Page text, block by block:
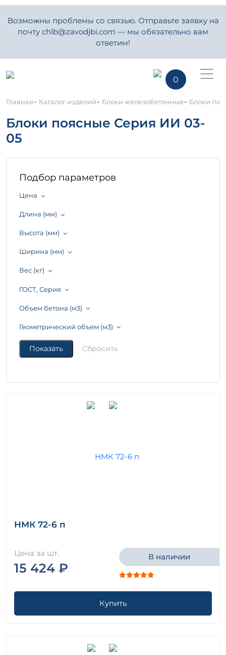
Возможны проблемы со связью. Отправьте заявку на
почту chlb@zavodjbi.com — мы обязательно вам
ответим!
0
Главная- Каталог изделий- Блоки железобетонные- Блоки
Блоки поясные Серия ИИ 03-
05
Подбор параметров
Цена
Длина (мм)
Высота (мм)
Ширина (мм)
Вес (кг)
ГОСТ, Серия
Объем бетона (м3)
Геометрический объем (м3)
НМК 72-6 п
Цена за шт.
15 424 ₽
В наличии
Купить